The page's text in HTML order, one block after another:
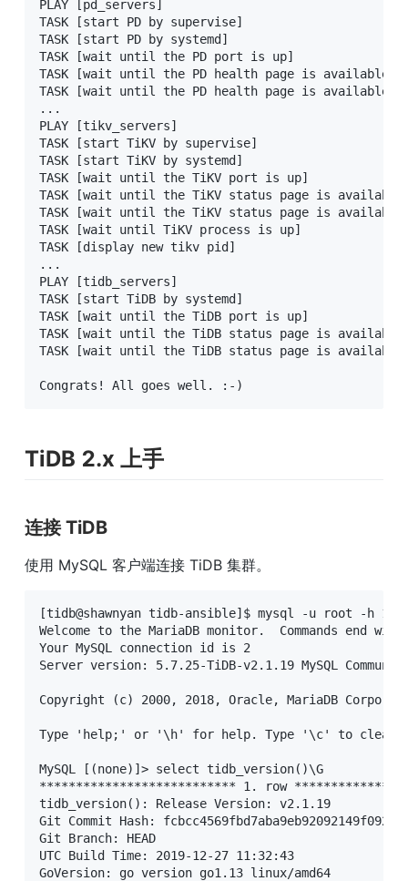
PLAY [pd_servers]
TASK [start PD by supervise]
TASK [start PD by systemd]
TASK [wait until the PD port is up]
TASK [wait until the PD health page is available]
TASK [wait until the PD health page is available
...
PLAY [tikv_servers]
TASK [start TiKV by supervise]
TASK [start TiKV by systemd]
TASK [wait until the TiKV port is up]
TASK [wait until the TiKV status page is
TASK [wait until the TiKV status page is
TASK [wait until TiKV process is up]
TASK [display new tikv pid]
...
PLAY [tidb_servers]
TASK [start TiDB by systemd]
TASK [wait until the TiDB port is up]
TASK [wait until the TiDB status page is
TASK [wait until the TiDB status page is
Congrats! All goes well. :-)
TiDB 2.x 上手
连接 TiDB
使用 MySQL 客户端连接 TiDB 集群。
[tidb@shawnyan tidb-ansible]$ mysql -u root -h
Welcome to the MariaDB monitor.  Commands end
Your MySQL connection id is 2
Server version: 5.7.25-TiDB-v2.1.19 MySQL
Copyright (c) 2000, 2018, Oracle, MariaDB
Type 'help;' or '\h' for help. Type '\c' to clear
MySQL [(none)]> select tidb_version()\G
*************************** 1. row
tidb_version(): Release Version: v2.1.19
Git Commit Hash:
Git Branch: HEAD
UTC Build Time: 2019-12-27 11:32:43
GoVersion: go version go1.13 linux/amd64